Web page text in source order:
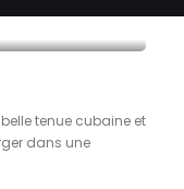
belle tenue cubaine et
dans une